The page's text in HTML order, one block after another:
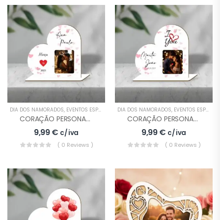
DIA DOS NAMORADOS, EVENTOS ESPECIAIS MOLDURAS,PRESENTES
CORAÇÃO PERSONALIZADO DIA DOS NAMORADOS
9,99€ c/ iva
( 0 Reviews )
DIA DOS NAMORADOS, EVENTOS ESPECIAIS
CORAÇÃO PERSONALIZADO DIA DOS NAMORADOS MODELO 2
9,99€ c/ iva
( 0 Reviews )